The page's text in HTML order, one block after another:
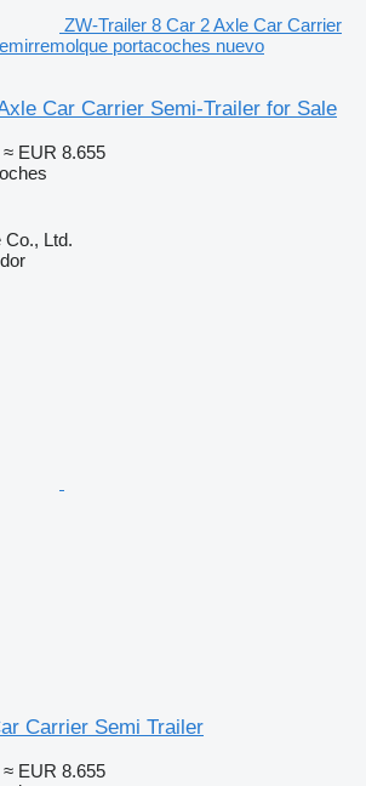
ZW-Trailer 8 Car 2 Axle Car Carrier
portacoches nuevo
Car Carrier Semi-Trailer for Sale
≈ EUR 8.655
Co., Ltd.
Carrier Semi Trailer
≈ EUR 8.655